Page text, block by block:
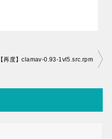
【再度】clamav-0.93-1vl5.src.rpm